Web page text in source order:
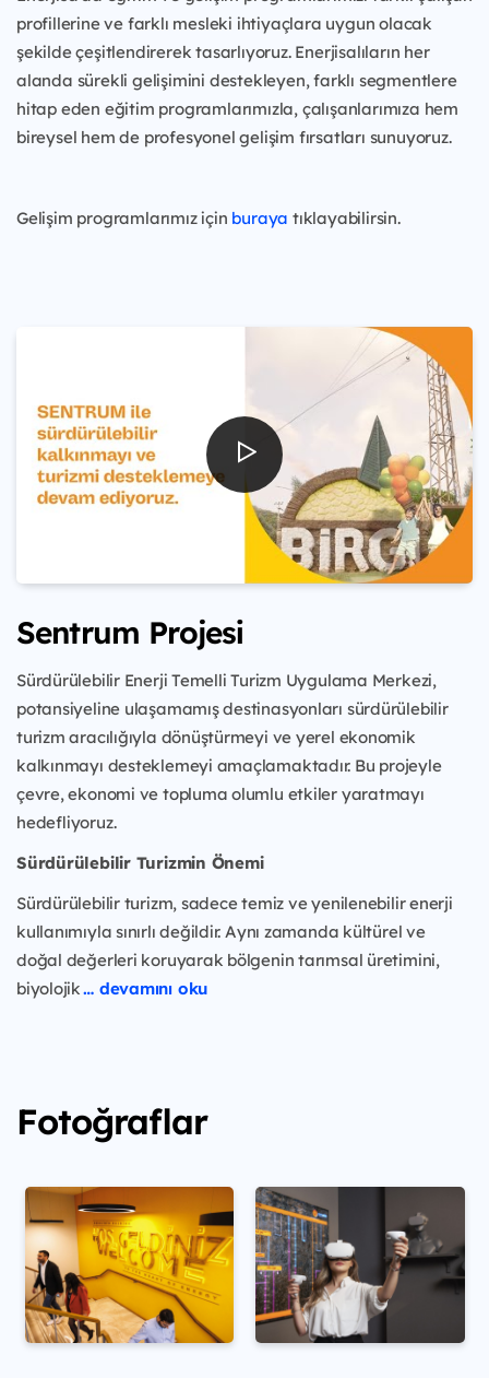
profillerine ve farklı mesleki ihtiyaçlara uygun olacak
şekilde çeşitlendirerek tasarlıyoruz. Enerjisalıların her
alanda sürekli gelişimini destekleyen, farklı segmentlere
hitap eden eğitim programlarımızla, çalışanlarımıza hem
bireysel hem de profesyonel gelişim fırsatları sunuyoruz.
Gelişim programlarımız için buraya tıklayabilirsin.
Sentrum Projesi
Sürdürülebilir Enerji Temelli Turizm Uygulama Merkezi,
potansiyeline ulaşamamış destinasyonları sürdürülebilir
turizm aracılığıyla dönüştürmeyi ve yerel ekonomik
kalkınmayı desteklemeyi amaçlamaktadır. Bu projeyle
çevre, ekonomi ve topluma olumlu etkiler yaratmayı
hedefliyoruz.
Sürdürülebilir Turizmin Önemi
Sürdürülebilir turizm, sadece temiz ve yenilenebilir enerji
kullanımıyla sınırlı değildir. Aynı zamanda kültürel ve
doğal değerleri koruyarak bölgenin tarımsal üretimini,
biyolojik… devamını oku
Fotoğraflar